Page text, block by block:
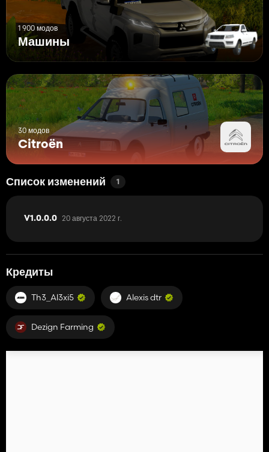
1 900 модов
Машины
30 модов
Citroën
Список изменений 1
V1.0.0.0 20 августа 2022 г.
Кредиты
Th3_Al3xi5 Alexis dtr
Dezign Farming